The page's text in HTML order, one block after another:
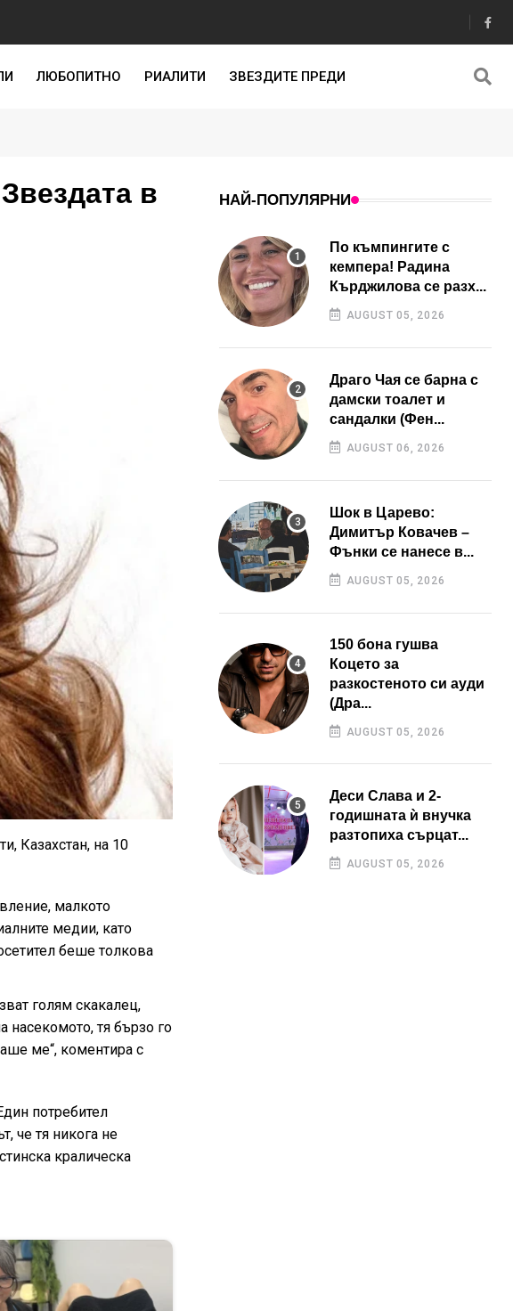
ЛЮБОПИТНО РИАЛИТИ ЗВЕЗДИТЕ ПРЕДИ
в
Казахстан, на 10
малкото
медии, като
беше толкова
голям скакалец,
насекомото, тя бързо го
ме“, коментира с
потребител
че тя никога не
кралическа
НАЙ-ПОПУЛЯРНИ
По къмпингите с
кемпера! Радина
Кърджилова се разх...
AUGUST 05, 2026
Драго Чая се барна с
дамски тоалет и
сандалки (Фен...
AUGUST 06, 2026
Шок в Царево:
Димитър Ковачев –
Фънки се нанесе в...
AUGUST 05, 2026
150 бона гушва
Коцето за
разкостеното си ауди
(Дра...
AUGUST 05, 2026
Деси Слава и 2-
годишната ѝ внучка
разтопиха сърцат...
AUGUST 05, 2026